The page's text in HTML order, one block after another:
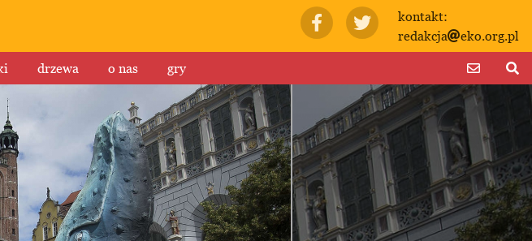
kontakt:
redakcja
eko.org.pl
drzewa o nas gry